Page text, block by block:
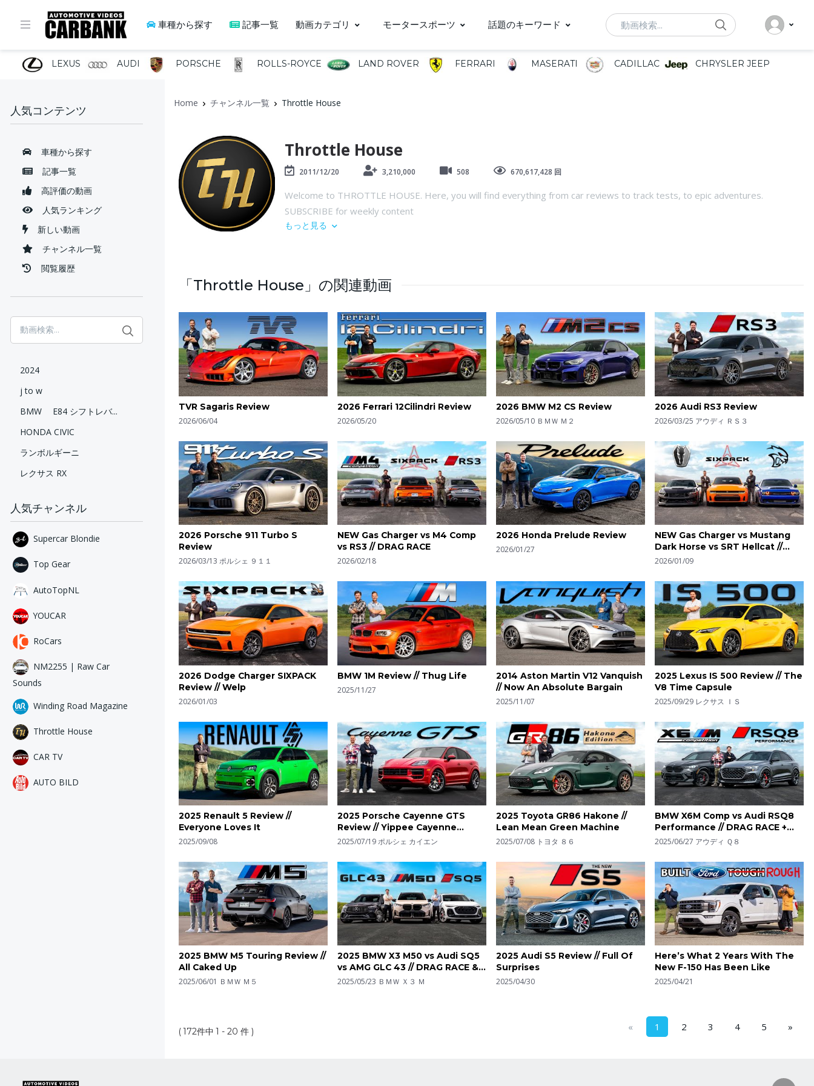
車種から探す 記事一覧 動画カテゴリ モータースポーツ 話題のキーワード Search
LEXUS AUDI PORSCHE ROLLS-ROYCE LAND ROVER FERRARI MASERATI CADILLAC CHRYSLER JEEP
人気コンテンツ
車種から探す
記事一覧
高評価の動画
人気ランキング
新しい動画
チャンネル一覧
閲覧履歴
2024
j to w
BMW E84 シフトレバ...
HONDA CIVIC
ランボルギーニ
レクサス RX
人気チャンネル
Supercar Blondie
Top Gear
AutoTopNL
YOUCAR
RoCars
NM2255 | Raw Car
Sounds
Winding Road Magazine
Throttle House
CAR TV
AUTO BILD
Home チャンネル一覧 Throttle House
Throttle House
2011/12/20 3,210,000 508 670,617,428 回
Welcome to THROTTLE HOUSE. Here, you will find everything from car reviews to track tests, to epic adventures.
SUBSCRIBE for weekly content
もっと見る
「Throttle House」の関連動画
TVR Sagaris Review
2026/06/04
2026 Ferrari 12Cilindri Review
2026/05/20
2026 BMW M2 CS Review
2026/05/10 ＢＭＷ Ｍ２
2026 Audi RS3 Review
2026/03/25 アウディ ＲＳ３
2026 Porsche 911 Turbo S
Review
2026/03/13 ポルシェ ９１１
NEW Gas Charger vs M4 Comp
vs RS3 // DRAG RACE
2026/02/18
2026 Honda Prelude Review
2026/01/27
NEW Gas Charger vs Mustang
Dark Horse vs SRT Hellcat //
DRAG RACE
2026/01/09
2026 Dodge Charger SIXPACK
Review // Welp
2026/01/03
BMW 1M Review // Thug Life
2025/11/27
2014 Aston Martin V12 Vanquish
// Now An Absolute Bargain
2025/11/07
2025 Lexus IS 500 Review // The
V8 Time Capsule
2025/09/29 レクサス ＩＳ
2025 Renault 5 Review //
Everyone Loves It
2025/09/08
2025 Porsche Cayenne GTS
Review // Yippee Cayenne
Motherfu…
2025/07/19ポルシェ カイエン
2025 Toyota GR86 Hakone //
Lean Mean Green Machine
2025/07/08 トヨタ ８６
BMW X6M Comp vs Audi RSQ8
Performance // DRAG RACE +
Review
2025/06/27 アウディ Ｑ８
2025 BMW M5 Touring Review //
All Caked Up
2025/06/01 ＢＭＷ Ｍ５
2025 BMW X3 M50 vs Audi SQ5
vs AMG GLC 43 // DRAG RACE &
Review
2025/05/23 ＢＭＷ Ｘ３ Ｍ
2025 Audi S5 Review // Full Of
Surprises
2025/04/30
Here’s What 2 Years With The
New F-150 Has Been Like
2025/04/21
( 172件中 1 - 20 件 ) « 1 2 3 4 5 »